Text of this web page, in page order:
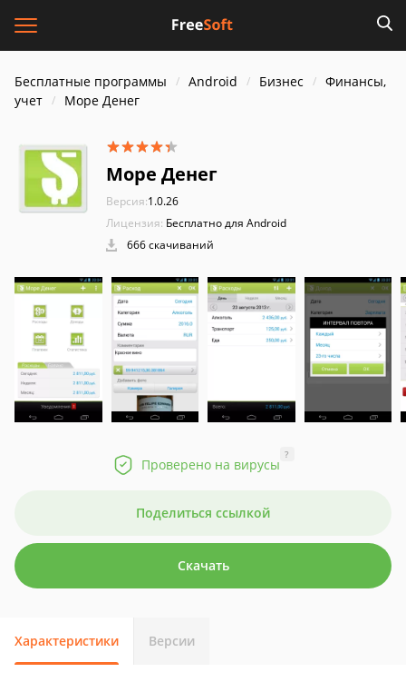
Бесплатные программы Android Бизнес
Финансы,
учет
Море Денег
Море Денег
Версия:1.0.26
Лицензия: Бесплатно для Android
666 скачиваний
Проверено на вирусы
?
Поделиться ссылкой
Скачать
Характеристики Версии